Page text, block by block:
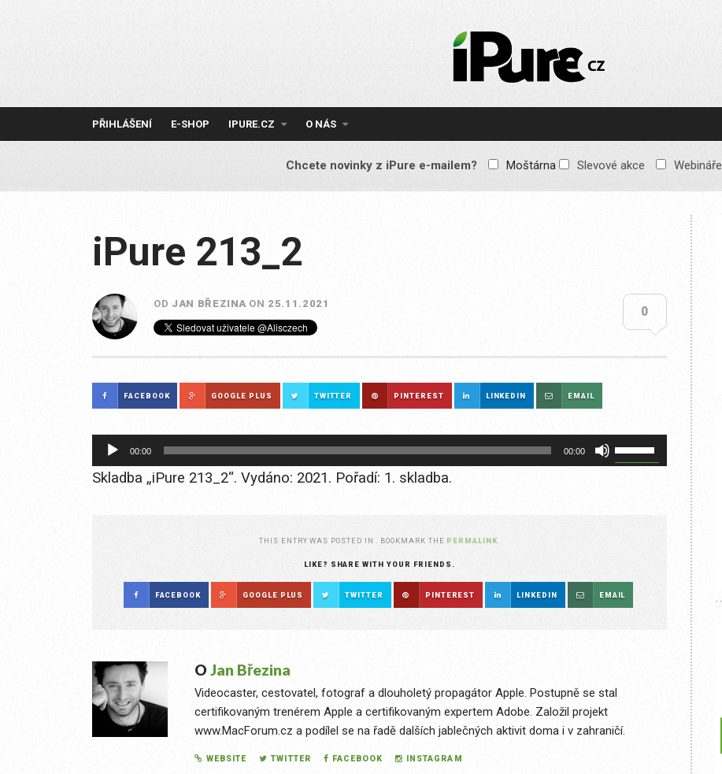
IPURE.CZ
Prémiový Apple e-
reklamy, žádné
obsah pro všechny
PŘIHLÁŠENÍ E-SHOP IPURE.CZ O NÁS
Chcete novinky z iPure e-mailem? Moštárna Slevové akce Webináře
iPure 213_2
OD JAN BŘEZINA ON 25.11.2021
0
FACEBOOK GOOGLE PLUS TWITTER PINTEREST LINKEDIN EMAIL
Audio
přehrávač
00:00 00:00
Použitím
šipek
nahoru/dolů
úroveň
hlasitosti.
Skladba „iPure 213_2“. Vydáno: 2021. Pořadí: 1. skladba.
THIS ENTRY WAS POSTED IN . BOOKMARK THE PERMALINK
LIKE? SHARE WITH YOUR FRIENDS.
FACEBOOK GOOGLE PLUS TWITTER PINTEREST LINKEDIN EMAIL
O Jan Březina
Videocaster, cestovatel, fotograf a dlouholetý propagátor Apple. Postupně se stal
certifikovaným trenérem Apple a certifikovaným expertem Adobe. Založil projekt
www.MacForum.cz a podílel se na řadě dalších jablečných aktivit doma i v zahraničí.
WEBSITE TWITTER FACEBOOK INSTAGRAM